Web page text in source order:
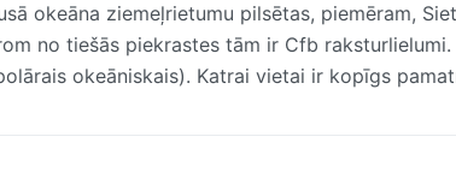
okeāna ziemeļrietumu pilsētas, piemēram,
no tiešās piekrastes tām ir Cfb
okeāniskais). Katrai vietai ir kopīgs